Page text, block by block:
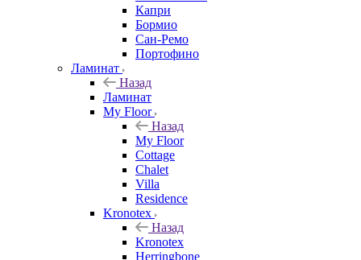
Капри
Бормио
Сан-Ремо
Портофино
Ламинат
Назад
Ламинат
My Floor
Назад
My Floor
Cottage
Chalet
Villa
Residence
Kronotex
Назад
Kronotex
Herringbone